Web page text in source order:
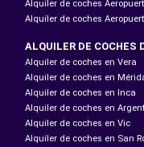
Alquiler de coches
Alquiler de coches
ALQUILER DE COCHES
Alquiler de coches en Vera
Alquiler de coches en
Alquiler de coches en Inca
Alquiler de coches en
Alquiler de coches en Vic
Alquiler de coches en San